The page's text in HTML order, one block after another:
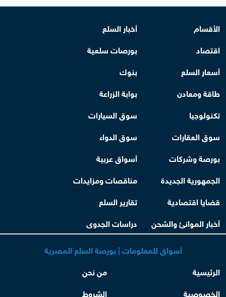
الأقسام
أخبار السلع
اقتصاد
بورصات سلعية
أسعار السلع
بنوك
طاقة ومعادن
بوابة الزراعة
تكنولوجيا
سوق السيارات
سوق العقارات
سوق الدواء
بورصة وشركات
أسواق عربية
الجمهورية الجديدة
مناقصات ومزايدات
قضايا اقتصادية
تقارير السلع
أخبار الموانئ والشحن
دراسات الجدوى
أسواق للمعلومات | بورصة السلع المصرية
الرئيسية
من نحن
الخصوصية
الشروط